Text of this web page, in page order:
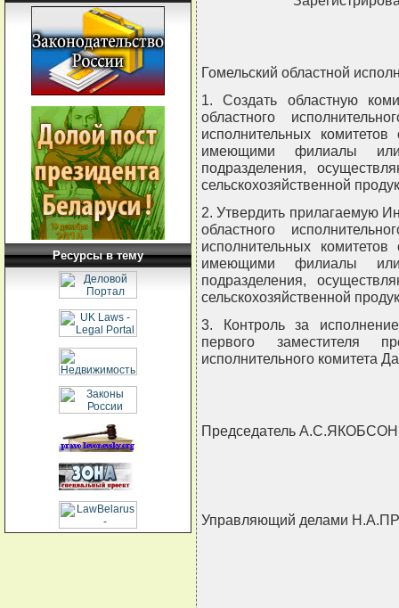
Ресурсы в тему
Гомельский областной
1. Создать областную
областного
исполнительных
имеющими филиалы или
подразделения,
сельскохозяйственной
2. Утвердить прилагаемую
областного
исполнительных
имеющими филиалы или
подразделения,
сельскохозяйственной
3. Контроль за
первого заместителя
исполнительного комитета
Председатель А.С.ЯКОБСОН
Управляющий делами